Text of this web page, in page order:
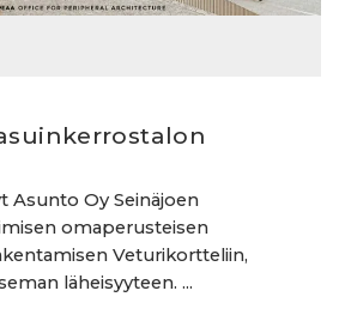
Asunto Oy Seinäjoen
omaperusteisen
Veturikortteliin,
läheisyyteen. ...